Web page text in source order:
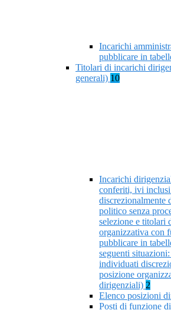
Incarichi
pubblicare in
Titolari di incarichi
generali) 10
Incarichi
conferiti, ivi
discrezionalmente
politico senza
selezione e titolari
organizzativa con
pubblicare in
seguenti
individuati
posizione
dirigenziali) 2
Elenco posizioni
Posti di funzione